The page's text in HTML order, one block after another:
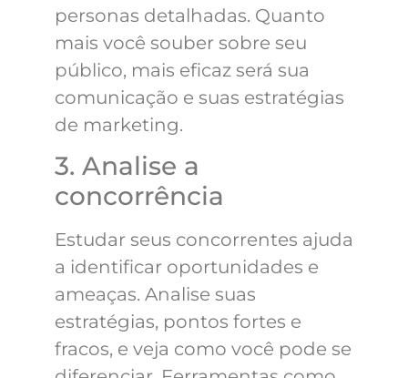
personas detalhadas. Quanto
mais você souber sobre seu
público, mais eficaz será sua
comunicação e suas estratégias
de marketing.
3. Analise a
concorrência
Estudar seus concorrentes ajuda
a identificar oportunidades e
ameaças. Analise suas
estratégias, pontos fortes e
fracos, e veja como você pode se